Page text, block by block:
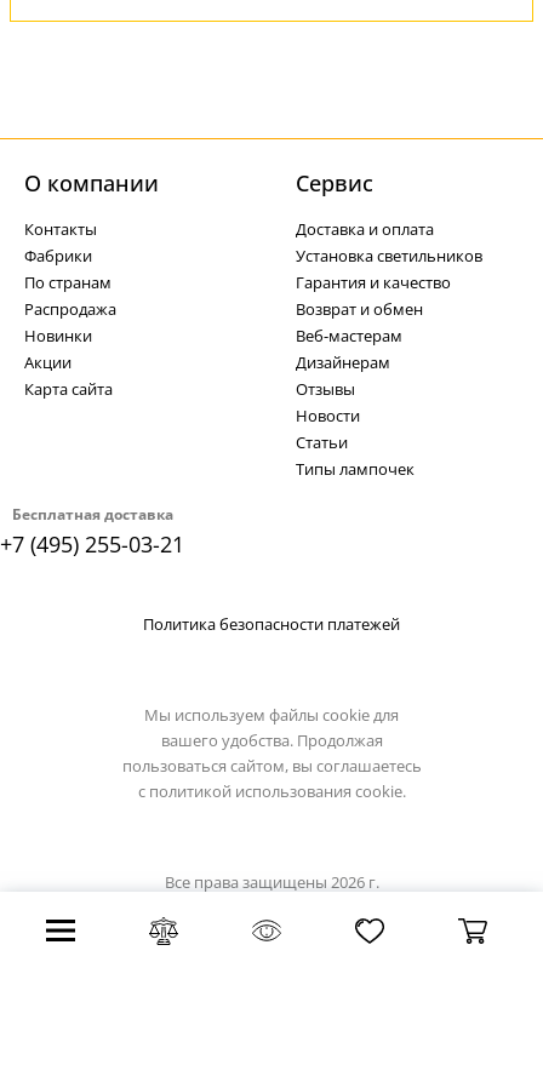
Бесплатная доставка
+7 (495) 255-03-21
О компании
Контакты
Фабрики
По странам
Распродажа
Новинки
Акции
Карта сайта
Cервис
Доставка и оплата
Установка светильников
Гарантия и качество
Возврат и обмен
Веб-мастерам
Дизайнерам
Отзывы
Новости
Статьи
Типы лампочек
Политика безопасности платежей
Мы используем файлы cookie для
вашего удобства. Продолжая
пользоваться сайтом, вы соглашаетесь
с политикой использования cookie.
Все права защищены 2026 г.